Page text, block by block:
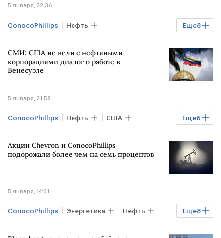
5 января, 22:36
Еще8
ConocoPhillips Нефть
Мировая экономика США
ВЕНЕСУЭЛА ИРАК Дональд Трамп
New York Times
СМИ: США не вели с нефтяными
корпорациями диалог о работе в
Венесуэле
5 января, 21:58
Еще6
ConocoPhillips Нефть США
ВЕНЕСУЭЛА Нью-Йорк
Николас Мадуро Дональд Трамп
Акции Chevron и ConocoPhillips
подорожали более чем на семь процентов
5 января, 14:01
Еще8
ConocoPhillips Энергетика Нефть
Рынок ВЕНЕСУЭЛА США